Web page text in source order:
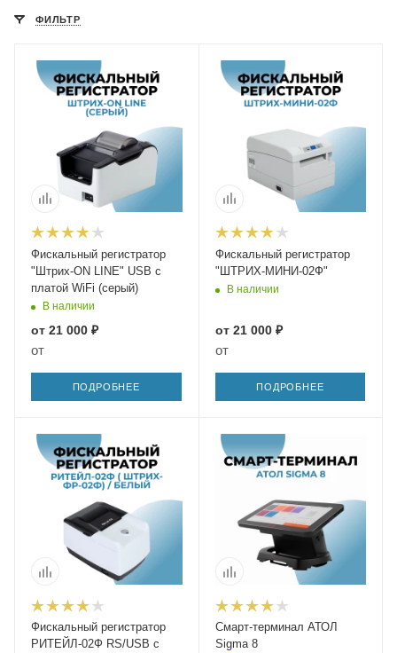
ФИЛЬТР
Фискальный регистратор
"Штрих-ON LINE" USB с
платой WiFi (серый)
В наличии
от 21 000 ₽
от
ПОДРОБНЕЕ
Фискальный регистратор
"ШТРИХ-МИНИ-02Ф"
В наличии
от 21 000 ₽
от
ПОДРОБНЕЕ
Фискальный регистратор
РИТЕЙЛ-02Ф RS/USB с
Смарт-терминал АТОЛ
Sigma 8